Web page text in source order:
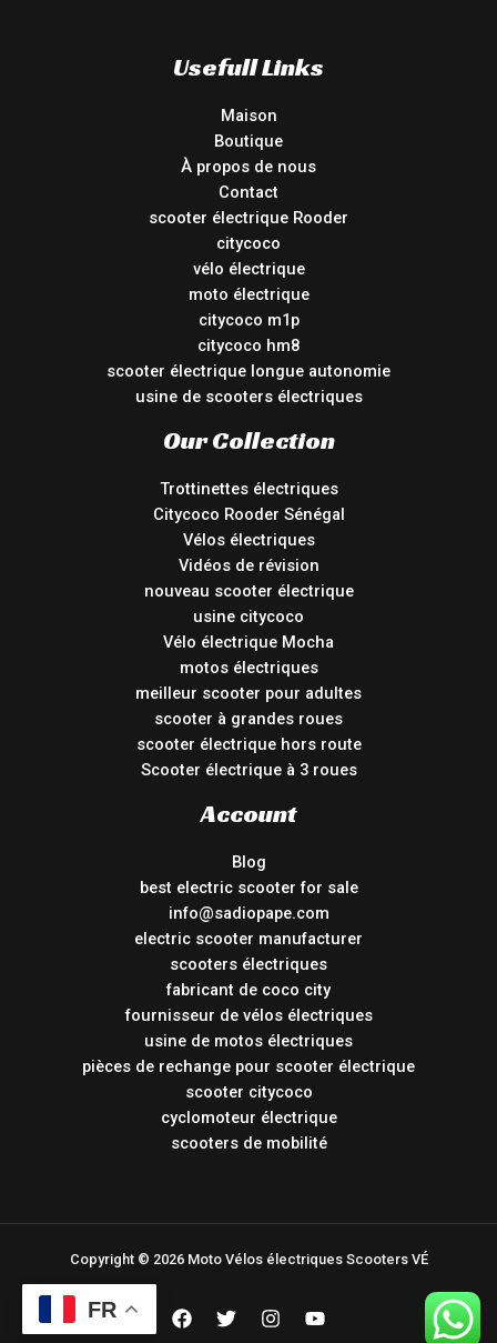
Usefull Links
Maison
Boutique
À propos de nous
Contact
scooter électrique Rooder
citycoco
vélo électrique
moto électrique
citycoco m1p
citycoco hm8
scooter électrique longue autonomie
usine de scooters électriques
Our Collection
Trottinettes électriques
Citycoco Rooder Sénégal
Vélos électriques
Vidéos de révision
nouveau scooter électrique
usine citycoco
Vélo électrique Mocha
motos électriques
meilleur scooter pour adultes
scooter à grandes roues
scooter électrique hors route
Scooter électrique à 3 roues
Account
Blog
best electric scooter for sale
info@sadiopape.com
electric scooter manufacturer
scooters électriques
fabricant de coco city
fournisseur de vélos électriques
usine de motos électriques
pièces de rechange pour scooter électrique
scooter citycoco
cyclomoteur électrique
scooters de mobilité
Copyright © 2026 Moto Vélos électriques Scooters VÉ
FR